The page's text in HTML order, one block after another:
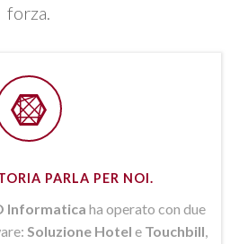
forza.
PARLA PER NOI.
Informatica ha operato con due
Soluzione Hotel e Touchbill